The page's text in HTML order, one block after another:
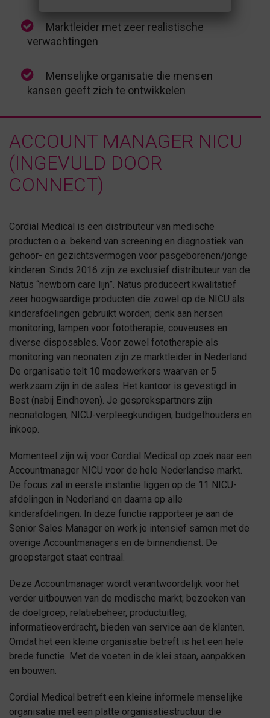
Marktleider met zeer realistische
verwachtingen
Menselijke organisatie die mensen
kansen geeft zich te ontwikkelen
ACCOUNT MANAGER NICU
(INGEVULD DOOR
CONNECT)
Cordial Medical is een distributeur van medische
producten o.a. bekend van screening en diagnostiek van
gehoor- en gezichtsvermogen voor pasgeborenen/jonge
kinderen. Sinds 2016 zijn ze exclusief distributeur van de
Natus “newborn care lijn”. Natus produceert kwalitatief
zeer hoogwaardige producten die zowel op de NICU als
kinderafdelingen gebruikt worden; denk aan hersen
monitoring, lampen voor fototherapie, couveuses en
diverse disposables. Voor zowel fototherapie als
monitoring van neonaten zijn ze marktleider in Nederland.
De organisatie telt 10 medewerkers waarvan er 5
werkzaam zijn in de sales. Het kantoor is gevestigd in
Best (nabij Eindhoven). Je gesprekspartners zijn
neonatologen, NICU-verpleegkundigen, budgethouders en
inkoop.
Momenteel zijn wij voor Cordial Medical op zoek naar een
Accountmanager NICU voor de hele Nederlandse markt.
De focus zal in eerste instantie liggen op de 11 NICU-
afdelingen in Nederland en daarna op alle
kinderafdelingen. In deze functie rapporteer je aan de
Senior Sales Manager en werk je intensief samen met de
overige Accountmanagers en de binnendienst. De
groepstarget staat centraal.
Deze Accountmanager wordt verantwoordelijk voor het
verder uitbouwen van de medische markt; bezoeken van
de doelgroep, relatiebeheer, productuitleg,
informatieoverdracht, bieden van service aan de klanten.
Omdat het een kleine organisatie betreft is het een hele
brede functie. Met de voeten in de klei staan, aanpakken
en bouwen.
Cordial Medical betreft een kleine informele menselijke
organisatie met een platte organisatiestructuur die